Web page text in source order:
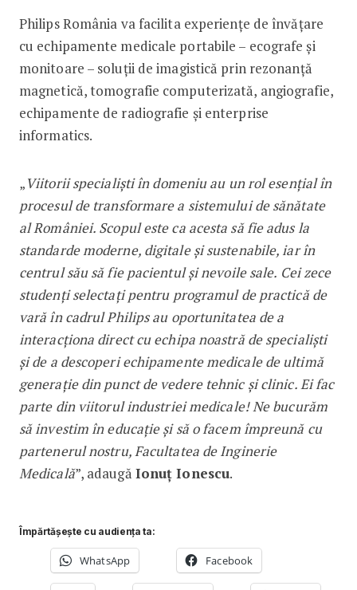
Philips România va facilita experiențe de învățare
cu echipamente medicale portabile – ecografe și
monitoare – soluții de imagistică prin rezonanță
magnetică, tomografie computerizată, angiografie,
echipamente de radiografie și enterprise
informatics.
„Viitorii specialiști în domeniu au un rol esențial în
procesul de transformare a sistemului de sănătate
al României. Scopul este ca acesta să fie adus la
standarde moderne, digitale și sustenabile, iar în
centrul său să fie pacientul și nevoile sale. Cei zece
studenți selectați pentru programul de practică de
vară în cadrul Philips au oportunitatea de a
interacționa direct cu echipa noastră de specialiști
și de a descoperi echipamente medicale de ultimă
generație din punct de vedere tehnic și clinic. Ei fac
parte din viitorul industriei medicale! Ne bucurăm
să investim în educație și să o facem împreună cu
partenerul nostru, Facultatea de Inginerie
Medicală”, adaugă Ionuț Ionescu.
Împărtășește cu audiența ta:
WhatsApp Facebook